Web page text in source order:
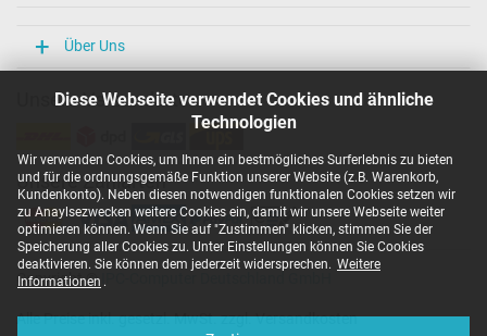
Diese Webseite verwendet Cookies und ähnliche
Technologien
Wir verwenden Cookies, um Ihnen ein bestmögliches Surferlebnis zu bieten
und für die ordnungsgemäße Funktion unserer Website (z.B. Warenkorb,
Kundenkonto). Neben diesen notwendigen funktionalen Cookies setzen wir
zu Anaylsezwecken weitere Cookies ein, damit wir unsere Webseite weiter
optimieren können. Wenn Sie auf "Zustimmen" klicken, stimmen Sie der
Speicherung aller Cookies zu. Unter Einstellungen können Sie Cookies
deaktivieren. Sie können dem jederzeit widersprechen. Weitere
Informationen .
Über Uns
Unsere Versandarten
Unsere Zahlarten
Copyright ©
Alle Preise inkl. gesetzl. MwSt. zzgl. Versandkosten